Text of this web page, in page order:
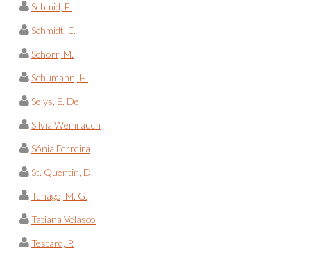
Schmid, F.
Schmidt, E.
Schorr, M.
Schumann, H.
Selys, E. De
Silvia Weihrauch
Sónia Ferreira
St. Quentin, D.
Tanago, M. G.
Tatiana Velasco
Testard, P.